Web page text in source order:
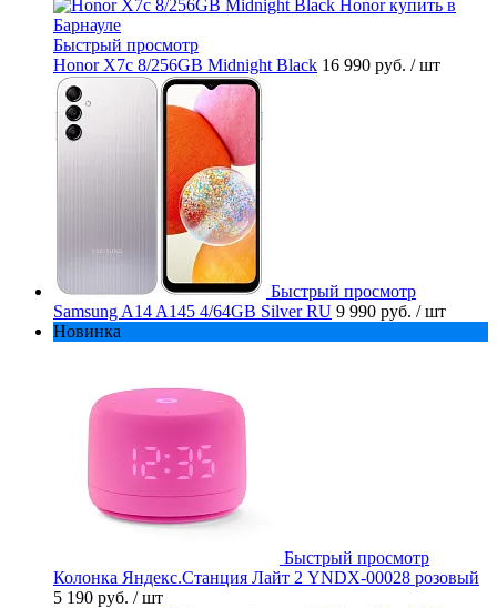
Быстрый просмотр
Honor X7c 8/256GB Midnight Black 16 990 руб. / шт
Быстрый просмотр
Samsung A14 A145 4/64GB Silver RU 9 990 руб. / шт
Новинка
Быстрый просмотр
Колонка Яндекс.Станция Лайт 2 YNDX-00028 розовый
5 190 руб. / шт